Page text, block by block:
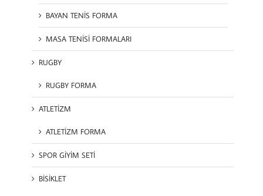
BAYAN TENİS FORMA
MASA TENİSİ FORMALARI
RUGBY
RUGBY FORMA
ATLETİZM
ATLETİZM FORMA
SPOR GİYİM SETİ
BİSİKLET